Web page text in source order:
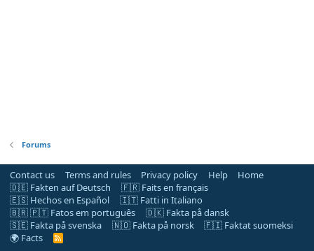
Forums
Contact us Terms and rules Privacy policy Help
Home
🇩🇪 Fakten auf Deutsch
🇫🇷 Faits en français
🇪🇸 Hechos en Español
🇮🇹 Fatti in Italiano
🇧🇷 🇵🇹 Fatos em português
🇩🇰 Fakta på dansk
🇸🇪 Fakta på svenska
🇳🇴 Fakta på norsk
🇫🇮 Faktat suomeksi
🌍 Facts
R